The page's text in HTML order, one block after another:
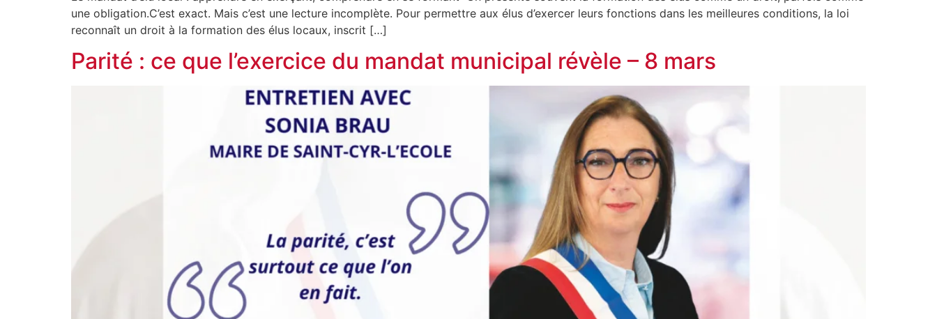
une obligation.C’est exact. Mais c’est une lecture incomplète. Pour permettre aux élus d’exercer leurs fonctions dans les meilleures conditions, la loi
reconnaît un droit à la formation des élus locaux, inscrit […]
Parité : ce que l’exercice du mandat municipal révèle – 8 mars